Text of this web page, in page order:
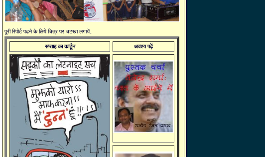
पूरी रिपोर्ट पढने के लिये चित्र पर चटखा लगायें..
सप्ताह का कार्टून अवश्य पढ़ें